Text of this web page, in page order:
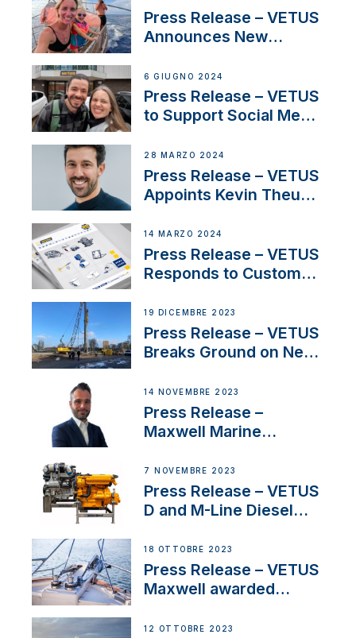
America’s Cup Role
Press Release – VETUS
Announces New
Acclaimed Sailing
YouTubers SV Delos
6 GIUGNO 2024
Press Release – VETUS
to Support Social Media
Boat Building Venture
28 MARZO 2024
Press Release – VETUS
Appoints Kevin Theuns
Netherlands and
Belgium
14 MARZO 2024
Press Release – VETUS
Responds to Customer
Ongoing Economic
Uncertainty
19 DICEMBRE 2023
Press Release – VETUS
Breaks Ground on New
14 NOVEMBRE 2023
Press Release –
Maxwell Marine
Manager for its
Superyacht Division
7 NOVEMBRE 2023
Press Release – VETUS
D and M-Line Diesel
Approval
18 OTTOBRE 2023
Press Release – VETUS
Maxwell awarded
IBBI
12 OTTOBRE 2023